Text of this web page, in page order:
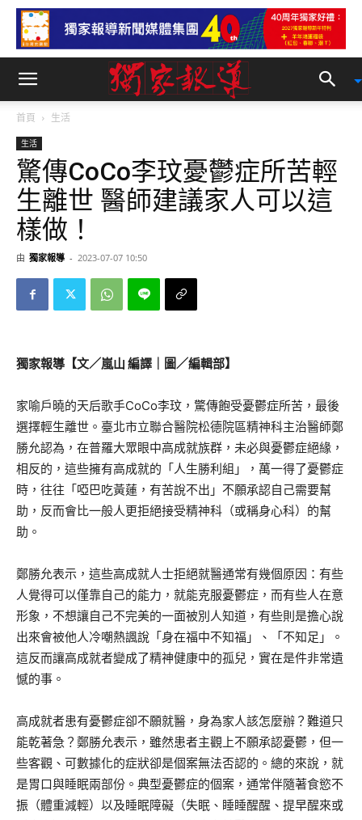
首頁 生活
生活
驚傳CoCo李玟憂鬱症所苦輕
生離世 醫師建議家人可以這
樣做！
由 獨家報導 - 2023-07-07 10:50
獨家報導【文／嵐山 編譯｜圖／編輯部】
家喻戶曉的天后歌手CoCo李玟，驚傳飽受憂鬱症所苦，最後
選擇輕生離世。臺北市立聯合醫院松德院區精神科主治醫師鄭
勝允認為，在普羅大眾眼中高成就族群，未必與憂鬱症絕緣，
相反的，這些擁有高成就的「人生勝利組」，萬一得了憂鬱症
時，往往「啞巴吃黃蓮，有苦說不出」不願承認自己需要幫
助，反而會比一般人更拒絕接受精神科（或稱身心科）的幫
助。
鄭勝允表示，這些高成就人士拒絕就醫通常有幾個原因：有些
人覺得可以僅靠自己的能力，就能克服憂鬱症，而有些人在意
形象，不想讓自己不完美的一面被別人知道，有些則是擔心說
出來會被他人冷嘲熱諷說「身在福中不知福」、「不知足」。
這反而讓高成就者變成了精神健康中的孤兒，實在是件非常遺
憾的事。
高成就者患有憂鬱症卻不願就醫，身為家人該怎麼辦？難道只
能乾著急？鄭勝允表示，雖然患者主觀上不願承認憂鬱，但一
些客觀、可數據化的症狀卻是個案無法否認的。總的來說，就
是胃口與睡眠兩部份。典型憂鬱症的個案，通常伴隨著食慾不
振（體重減輕）以及睡眠障礙（失眠、睡睡醒醒、提早醒來或